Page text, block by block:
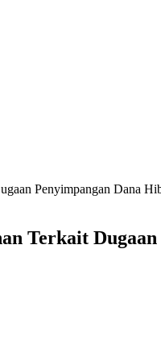
Penyimpangan Dana
Terkait